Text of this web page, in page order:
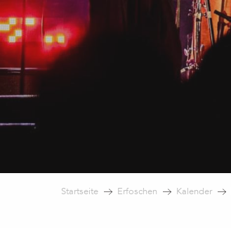
Startseite Erfoschen Kalender